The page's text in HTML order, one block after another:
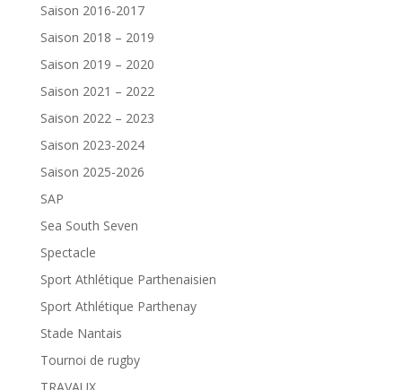
Saison 2016-2017
Saison 2018 – 2019
Saison 2019 – 2020
Saison 2021 – 2022
Saison 2022 – 2023
Saison 2023-2024
Saison 2025-2026
SAP
Sea South Seven
Spectacle
Sport Athlétique Parthenaisien
Sport Athlétique Parthenay
Stade Nantais
Tournoi de rugby